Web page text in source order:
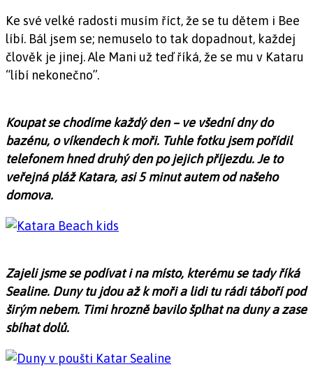
Ke své velké radosti musím říct, že se tu dětem i Bee
líbí. Bál jsem se; nemuselo to tak dopadnout, každej
člověk je jinej. Ale Mani už teď říká, že se mu v Kataru
“líbí nekonečno”.
Koupat se chodíme každý den – ve všední dny do
bazénu, o víkendech k moři. Tuhle fotku jsem pořídil
telefonem hned druhý den po jejich příjezdu. Je to
veřejná pláž Katara, asi 5 minut autem od našeho
domova.
Zajeli jsme se podívat i na místo, kterému se tady říká
Sealine. Duny tu jdou až k moři a lidi tu rádi táboří pod
širým nebem. Timi hrozně bavilo šplhat na duny a zase
sbíhat dolů.